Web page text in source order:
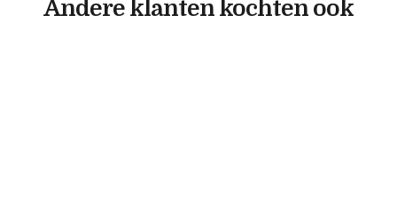
Andere klanten kochten ook